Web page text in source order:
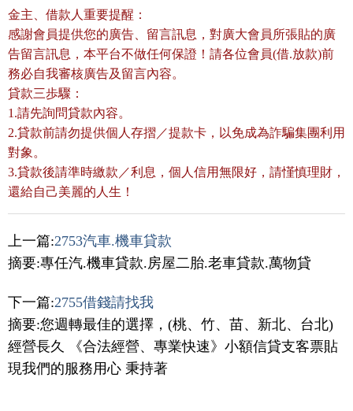
金主、借款人重要提醒：
感謝會員提供您的廣告、留言訊息，對廣大會員所張貼的廣
告留言訊息，本平台不做任何保證！請各位會員(借.放款)前
務必自我審核廣告及留言內容。
貸款三歩驟：
1.請先詢問貸款內容。
2.貸款前請勿提供個人存摺／提款卡，以免成為詐騙集團利用
對象。
3.貸款後請準時繳款／利息，個人信用無限好，請慬慎理財，
還給自己美麗的人生！
上一篇:2753汽車.機車貸款
摘要:專任汽.機車貸款.房屋二胎.老車貸款.萬物貸
下一篇:2755借錢請找我
摘要:您週轉最佳的選擇，(桃、竹、苗、新北、台北)
經營長久 《合法經營、專業快速》小額信貸支客票貼
現我們的服務用心 秉持著